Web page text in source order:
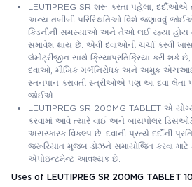
LEUTIPREG SR શરૂ કરતા પહેલા, દર્દીઓએ
અન્ય તબીબી પરિસ્થિતિઓ વિશે જણાવવું
કિડનીની સમસ્યાઓ અને તેઓ લઈ રહ્યા હોય
સમાવેશ થાય છે. એવી દવાઓની ચર્ચા કરવી
લેમોટ્રીજીન સાથે ક્રિયાપ્રતિક્રિયા કરી
દવાઓ, મૌખિક ગર્ભનિરોધક અને અમુક
સ્તનપાન કરાવતી સ્ત્રીઓએ પણ આ દવા લેતા
જોઈએ.
LEUTIPREG SR 200MG TABLET એ
કરવામાં આવે ત્યારે વાઈ અને બાયપોલર
અસરકારક વિકલ્પ છે. દવાની પ્રત્યે દર્દીની
જરૂરિયાત મુજબ ડોઝને સમાયોજિત કરવા માટે
એપોઇન્ટમેન્ટ આવશ્યક છે.
Uses of LEUTIPREG SR 200MG TABLET